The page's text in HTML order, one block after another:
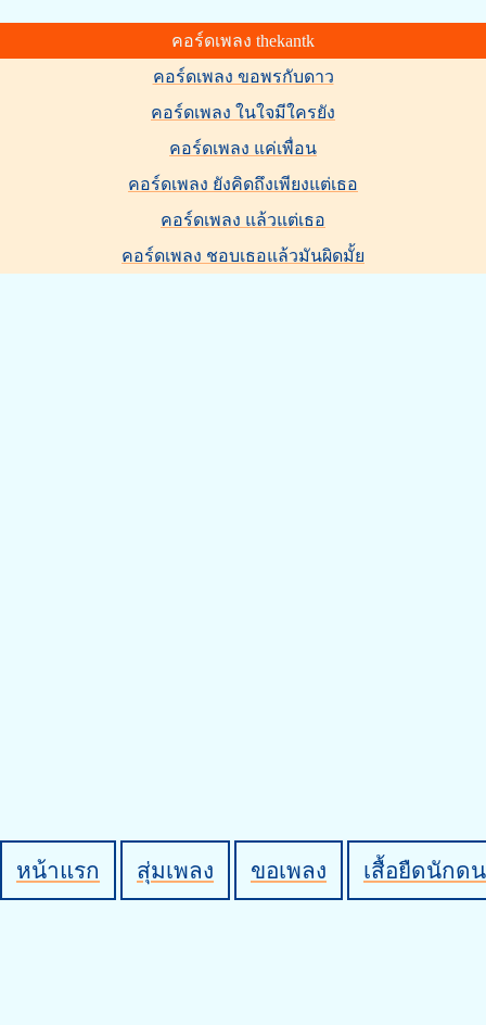
คอร์ดเพลง thekantk
คอร์ดเพลง ขอพรกับดาว
คอร์ดเพลง ในใจมีใครยัง
คอร์ดเพลง แค่เพื่อน
คอร์ดเพลง ยังคิดถึงเพียงแต่เธอ
คอร์ดเพลง แล้วแต่เธอ
คอร์ดเพลง ชอบเธอแล้วมันผิดมั้ย
หน้าแรก สุ่มเพลง ขอเพลง เสื้อยืดนักด